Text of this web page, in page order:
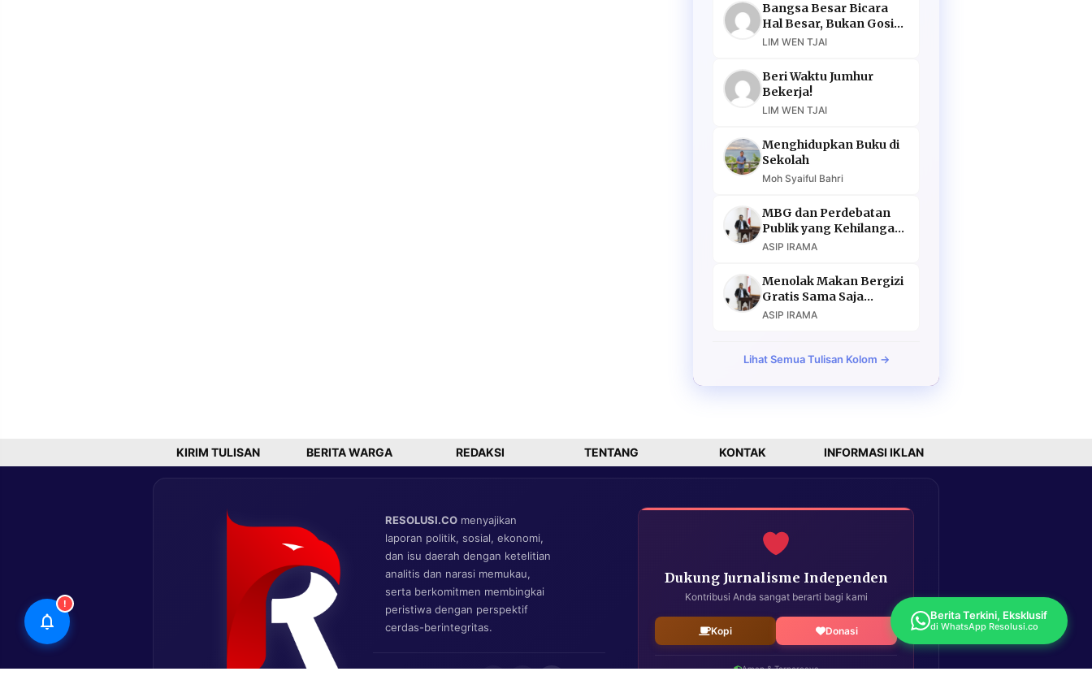
Bangsa Besar Bicara
Hal Besar, Bukan Gosip
Murahan
LIM WEN TJAI
Beri Waktu Jumhur
Bekerja!
LIM WEN TJAI
Menghidupkan Buku di
Sekolah
Moh Syaiful Bahri
MBG dan Perdebatan
Publik yang Kehilangan
Argumen
ASIP IRAMA
Menolak Makan Bergizi
Gratis Sama Saja
Menolak Masa Depan
ASIP IRAMA
Lihat Semua Tulisan Kolom →
KIRIM TULISAN BERITA WARGA REDAKSI TENTANG KONTAK INFORMASI IKLAN
RESOLUSI.CO menyajikan
laporan politik, sosial, ekonomi,
dan isu daerah dengan ketelitian
analitis dan narasi memukau,
serta berkomitmen membingkai
peristiwa dengan perspektif
cerdas-berintegritas.
Dukung Jurnalisme Independen
Kontribusi Anda sangat berarti bagi kami
Kopi Donasi
Aman & Terpercaya
!
Berita Terkini, Eksklusif
di WhatsApp Resolusi.co